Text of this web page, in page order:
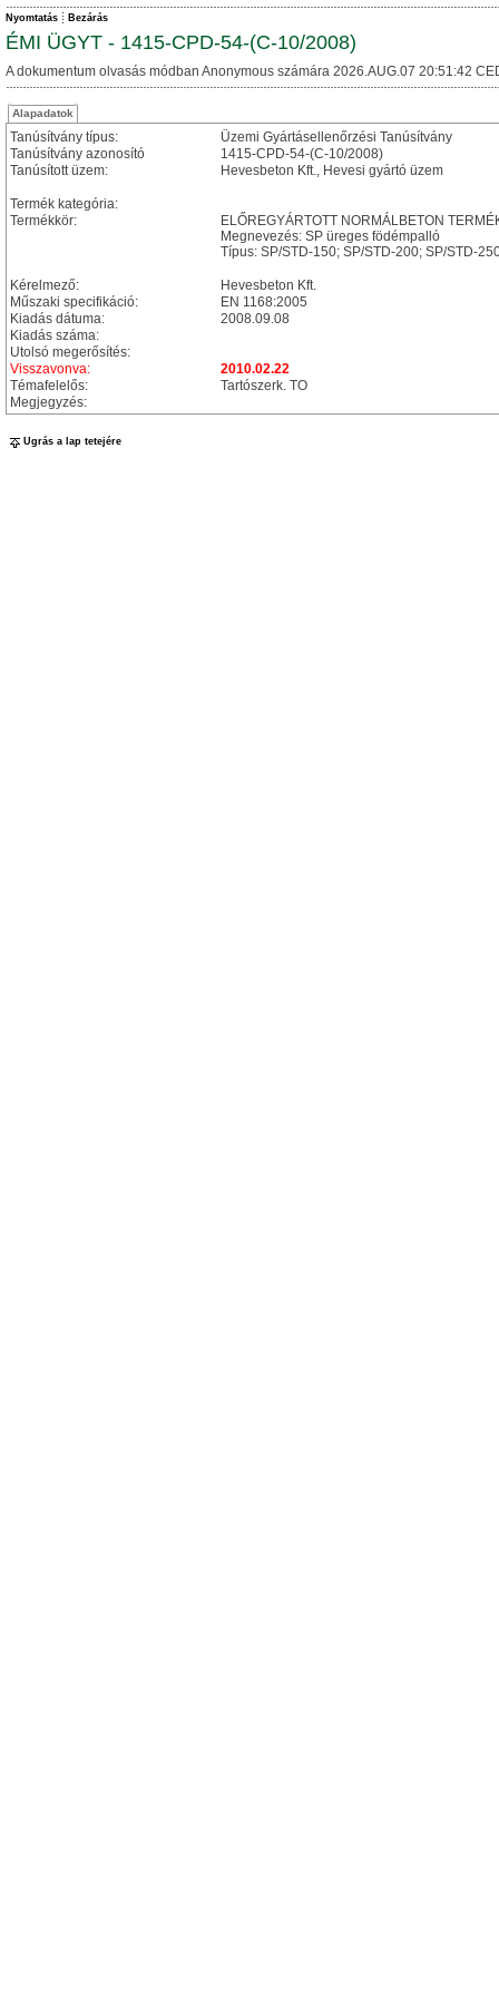
Nyomtatás Bezárás
ÉMI ÜGYT - 1415-CPD-54-(C-10/2008)
A dokumentum olvasás módban Anonymous számára 2026.AUG.07 20:51:42
Alapadatok
Tanúsítvány típus:
Üzemi Gyártásellenőrzési Tanúsítvány
Tanúsítvány azonosító
1415-CPD-54-(C-10/2008)
Tanúsított üzem:
Hevesbeton Kft., Hevesi gyártó üzem
Termék kategória:
Termékkör:
ELŐREGYÁRTOTT NORMÁLBETON
Megnevezés: SP üreges födémpalló
Típus: SP/STD-150; SP/STD-200; SP/STD-
Kérelmező:
Hevesbeton Kft.
Műszaki specifikáció:
EN 1168:2005
Kiadás dátuma:
2008.09.08
Kiadás száma:
Utolsó megerősítés:
Visszavonva:
2010.02.22
Témafelelős:
Tartószerk. TO
Megjegyzés:
Ugrás a lap tetejére